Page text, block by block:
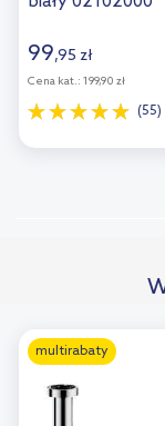
99,95 zł
Cena kat.: 199,90 zł
(55)
multirabaty